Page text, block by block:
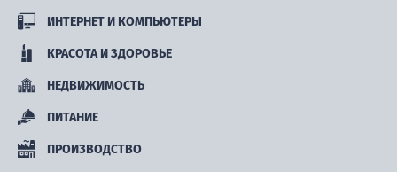
ИНТЕРНЕТ И КОМПЬЮТЕРЫ
КРАСОТА И ЗДОРОВЬЕ
НЕДВИЖИМОСТЬ
ПИТАНИЕ
ПРОИЗВОДСТВО